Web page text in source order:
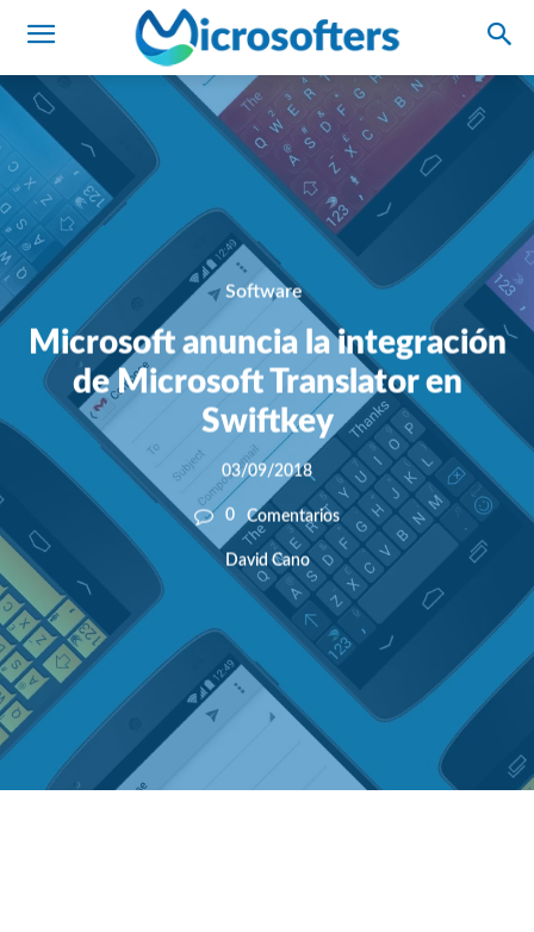
Software
Microsoft anuncia la integración
de Microsoft Translator en
Swiftkey
03/09/2018
0 Comentarios
David Cano